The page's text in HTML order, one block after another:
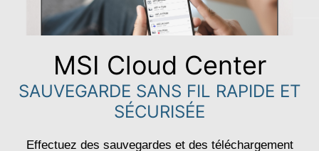
MSI Cloud Center
SAUVEGARDE SANS FIL RAPIDE ET
SÉCURISÉE
Effectuez des sauvegardes et des téléchargement